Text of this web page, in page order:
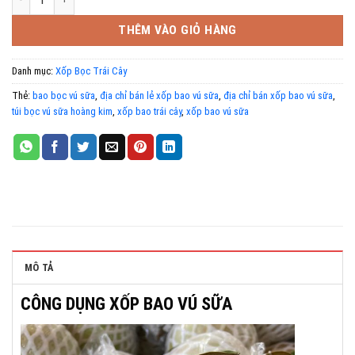
THÊM VÀO GIỎ HÀNG
Danh mục: Xốp Bọc Trái Cây
Thẻ: bao bọc vú sữa, địa chỉ bán lẻ xốp bao vú sữa, địa chỉ bán xốp bao vú sữa,
túi bọc vú sữa hoàng kim, xốp bao trái cây, xốp bao vú sữa
MÔ TẢ
CÔNG DỤNG XỐP BAO VÚ SỮA